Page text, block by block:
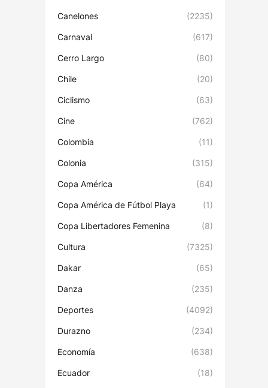
Canelones (2235)
Carnaval (617)
Cerro Largo (80)
Chile (20)
Ciclismo (63)
Cine (762)
Colombia (11)
Colonia (315)
Copa América (64)
Copa América de Fútbol Playa (1)
Copa Libertadores Femenina (8)
Cultura (7325)
Dakar (65)
Danza (235)
Deportes (4092)
Durazno (234)
Economía (638)
Ecuador (18)